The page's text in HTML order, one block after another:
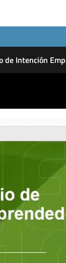
de Intención